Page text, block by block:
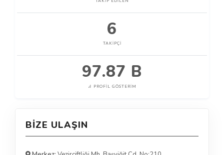
6
TAKIPÇI
97.87 B
PROFIL GÖSTERIM
BIZE ULAŞIN